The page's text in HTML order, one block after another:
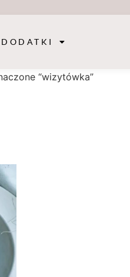
DODATKI
“wizytówka”